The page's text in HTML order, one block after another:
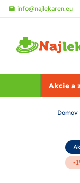
Preskočiť na hlavný
info@najlekaren.eu
Akcie a
Domov
-